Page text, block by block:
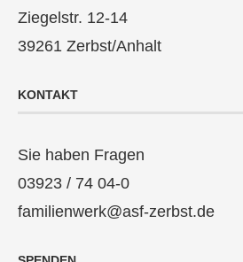
Ziegelstr. 12-14
39261 Zerbst/Anhalt
KONTAKT
Sie haben Fragen
03923 / 74 04-0
familienwerk@asf-zerbst.de